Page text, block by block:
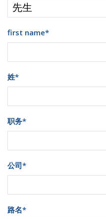
first name*
姓*
职务*
公司*
路名*